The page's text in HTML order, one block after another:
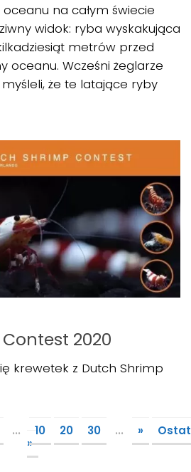
na całym świecie
widok: ryba wyskakująca
metrów przed
oceanu. Wcześni żeglarze
że te latające ryby
2020
krewetek z Dutch Shrimp
... 10 20 30 ... »
»